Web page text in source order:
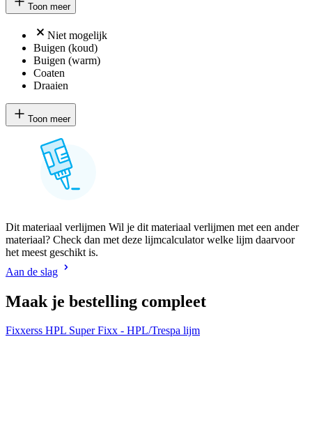
Toon meer
Niet mogelijk
Buigen (koud)
Buigen (warm)
Coaten
Draaien
Toon meer
Dit materiaal verlijmen Wil je dit materiaal verlijmen met een ander
materiaal? Check dan met deze lijmcalculator welke lijm daarvoor
het meest geschikt is.
Aan de slag
Maak je bestelling compleet
Fixxerss HPL Super Fixx - HPL/Trespa lijm